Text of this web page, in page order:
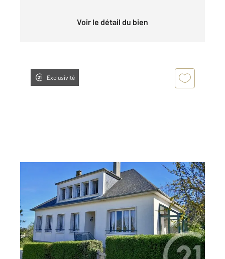
Voir le détail du bien
Exclusivité
DONVILLE LES BAINS 50
, 7 pièces
Ref : 44812
Maison à vendre
345 000 €